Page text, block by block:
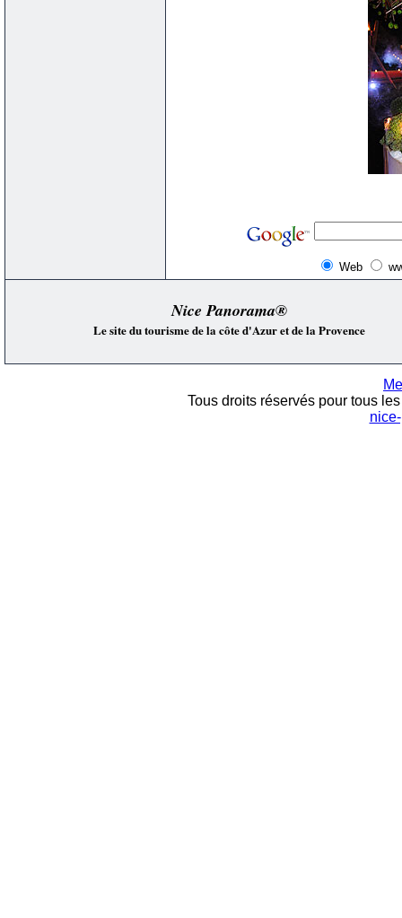
Web
Nice Panorama®
Le site du tourisme de la côte d'Azur et de la Provence
Tous droits réservés pour tous